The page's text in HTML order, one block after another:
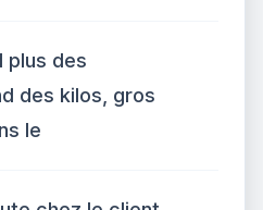
plus des
des kilos, gros
le